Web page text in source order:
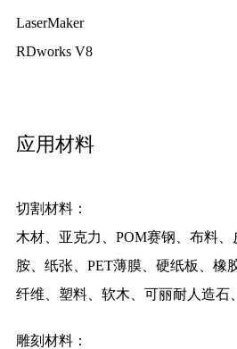
LaserMaker
RDworks V8
应用材料
切割材料：
木材、亚克力、POM赛钢、布料
胺、纸张、PET薄膜、硬纸板、橡
纤维、塑料、软木、可丽耐人造石
雕刻材料：